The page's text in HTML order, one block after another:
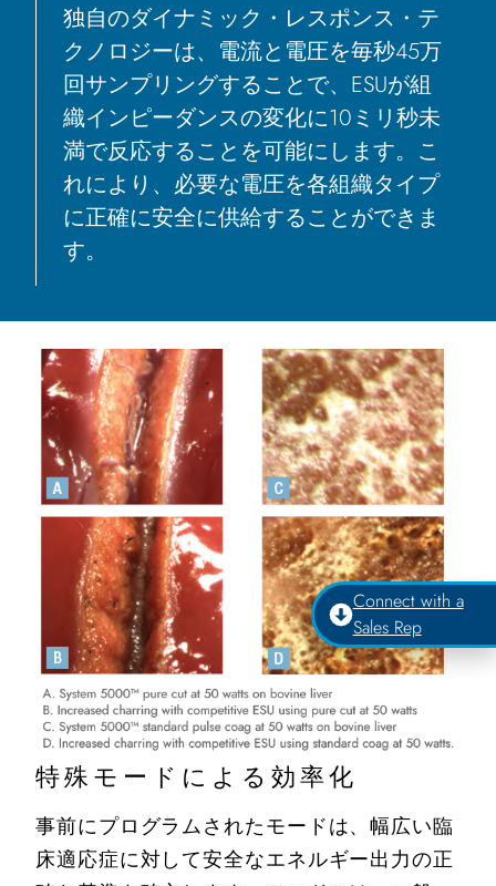
Connect with a
Sales Rep
独自のダイナミック・レスポンス・テ
クノロジーは、電流と電圧を毎秒45万
回サンプリングすることで、ESUが組
織インピーダンスの変化に10ミリ秒未
満で反応することを可能にします。こ
れにより、必要な電圧を各組織タイプ
に正確に安全に供給することができま
す。
特殊モードによる効率化
事前にプログラムされたモードは、幅広い臨
床適応症に対して安全なエネルギー出力の正